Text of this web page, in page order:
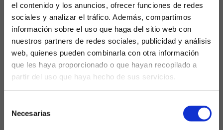
el contenido y los anuncios, ofrecer funciones de redes
sociales y analizar el tráfico. Además, compartimos
información sobre el uso que haga del sitio web con
nuestros partners de redes sociales, publicidad y análisis
web, quienes pueden combinarla con otra información
que les haya proporcionado o que hayan recopilado a
partir del uso que haya hecho de sus servicios.
Necesarias
¿Eres mayor de edad?
SÍ, SOY MAYOR DE 18 AÑOS
denunciar al jugador por daños y perjuicios una vez
la sentencia sea firme.
COMUNICADO CELTA DE VIGO
Tras analizar minuciosamente las distintas
alternativas jurídicas disponibles, como el club
anunció el pasado día 19 de julio tras el
pronunciamiento del TSJA, en el día de hoy el RC
Celta ha tomado la firme decisión de extinguir
unilateralmente el contrato de trabajo del jugador